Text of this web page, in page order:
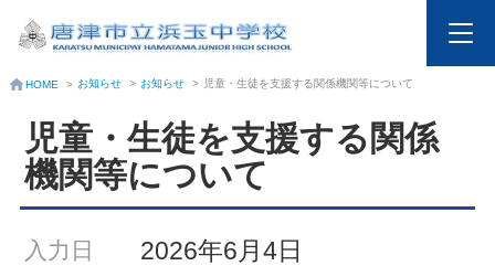
HOME > お知らせ > お知らせ > 児童・生徒を支援する関係機関等について
児童・生徒を支援する関係
機関等について
入力日 2026年6月4日